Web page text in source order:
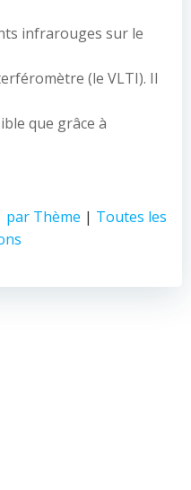
infrarouges sur le
(le VLTI). Il
que grâce à
par Thème | Toutes les